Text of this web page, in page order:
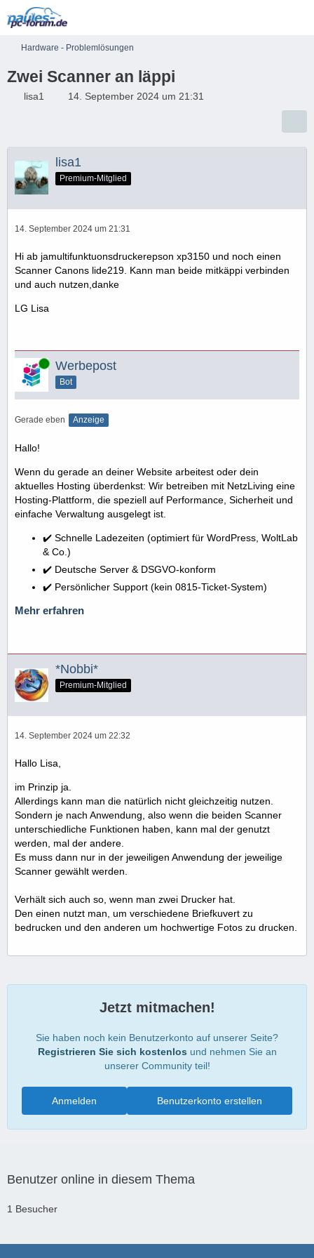
Hardware - Problemlösungen
Zwei Scanner an läppi
lisa1 14. September 2024 um 21:31
lisa1
Premium-Mitglied
14. September 2024 um 21:31
Hi ab jamultifunktuonsdruckerepson xp3150 und noch einen
Scanner Canons lide219. Kann man beide mitkäppi verbinden
und auch nutzen,danke
LG Lisa
Online Werbepost
Bot
Gerade eben Anzeige
Hallo!
Wenn du gerade an deiner Website arbeitest oder dein
aktuelles Hosting überdenkst: Wir betreiben mit NetzLiving eine
Hosting-Plattform, die speziell auf Performance, Sicherheit und
einfache Verwaltung ausgelegt ist.
✔️ Schnelle Ladezeiten (optimiert für WordPress, WoltLab
& Co.)
✔️ Deutsche Server & DSGVO-konform
✔️ Persönlicher Support (kein 0815-Ticket-System)
Mehr erfahren
*Nobbi*
Premium-Mitglied
14. September 2024 um 22:32
Hallo Lisa,
im Prinzip ja.
Allerdings kann man die natürlich nicht gleichzeitig nutzen.
Sondern je nach Anwendung, also wenn die beiden Scanner
unterschiedliche Funktionen haben, kann mal der genutzt
werden, mal der andere.
Es muss dann nur in der jeweiligen Anwendung der jeweilige
Scanner gewählt werden.
Verhält sich auch so, wenn man zwei Drucker hat.
Den einen nutzt man, um verschiedene Briefkuvert zu
bedrucken und den anderen um hochwertige Fotos zu drucken.
Jetzt mitmachen!
Sie haben noch kein Benutzerkonto auf unserer Seite?
Registrieren Sie sich kostenlos und nehmen Sie an
unserer Community teil!
Benutzerkonto erstellen
Anmelden
Benutzer online in diesem Thema
1 Besucher